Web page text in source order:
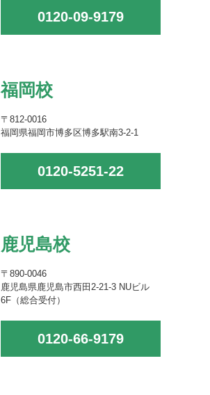
0120-09-9179
福岡校
〒812-0016
福岡県福岡市博多区博多駅南3-2-1
0120-5251-22
鹿児島校
〒890-0046
鹿児島県鹿児島市西田2-21-3 NUビル
6F（総合受付）
0120-66-9179